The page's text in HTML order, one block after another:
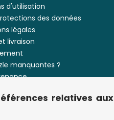
d'utilisation
des données
légales
livraison
manquantes ?
du site
relatives aux